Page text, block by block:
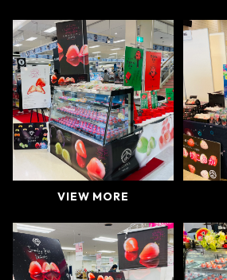
VIEW MORE